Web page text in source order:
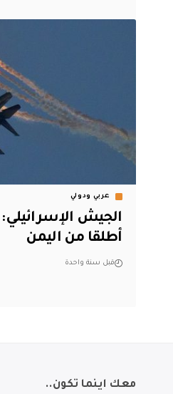
عربي ودولي
الجيش
أطلقا من اليمن
قبل سنة واحدة
معك اينما تكون..